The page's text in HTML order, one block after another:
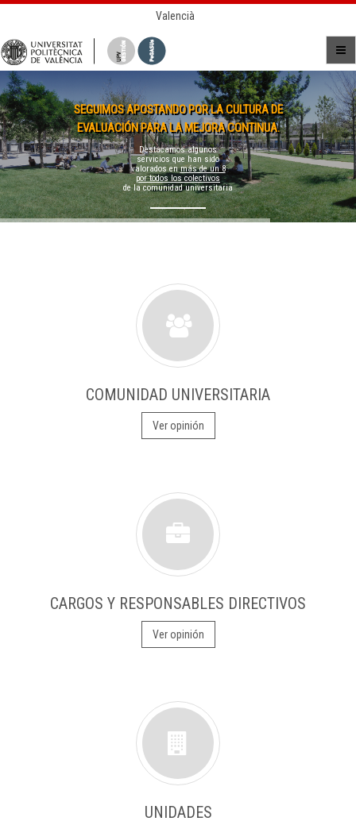
Valencià
SEGUIMOS APOSTANDO POR LA CULTURA DE
EVALUACIÓN PARA LA MEJORA CONTINUA.
Destacamos algunos
servicios que han sido
valorados enmás de un 8
por todos los colectivos
de la comunidad universitaria
COMUNIDAD UNIVERSITARIA
Ver opinión
CARGOS Y RESPONSABLES DIRECTIVOS
Ver opinión
UNIDADES